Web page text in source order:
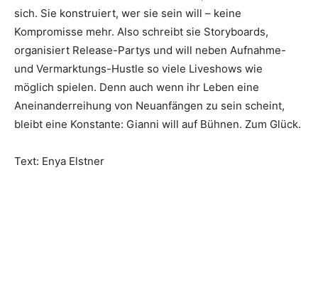
sich. Sie konstruiert, wer sie sein will – keine
Kompromisse mehr. Also schreibt sie Storyboards,
organisiert Release-Partys und will neben Aufnahme-
und Vermarktungs-Hustle so viele Liveshows wie
möglich spielen. Denn auch wenn ihr Leben eine
Aneinanderreihung von Neuanfängen zu sein scheint,
bleibt eine Konstante: Gianni will auf Bühnen. Zum Glück.
Text: Enya Elstner